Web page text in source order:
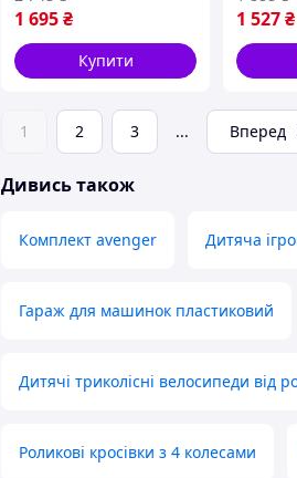
1 695₴
Купити
1 527₴
1 2 3 ... Вперед
Дивись також
Комплект avenger Дитяча
Гараж для машинок пластиковий
Дитячі триколісні велосипеди від
Роликові кросівки з 4 колесами